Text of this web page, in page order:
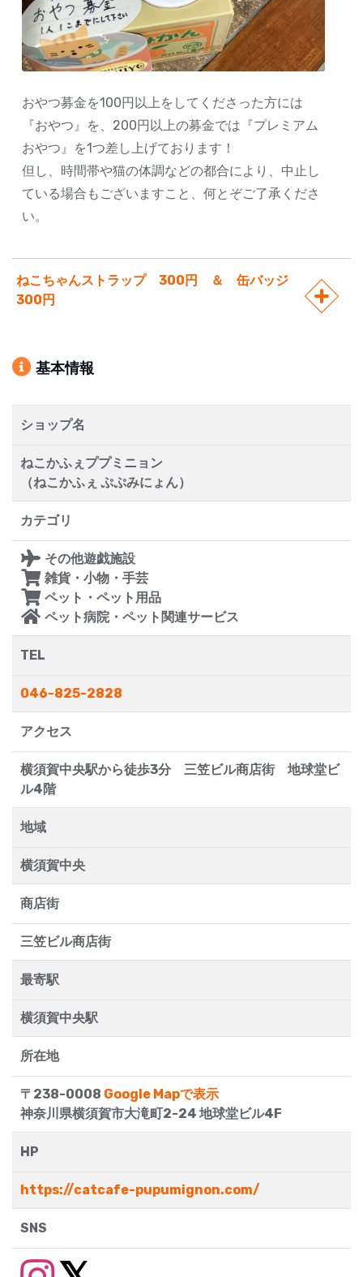
おやつ募金を100円以上をしてくださった方には
『おやつ』を、200円以上の募金では『プレミアム
おやつ』を1つ差し上げております！
但し、時間帯や猫の体調などの都合により、中止し
ている場合もございますこと、何とぞご了承くださ
い。
ねこちゃんストラップ 300円 ＆ 缶バッジ
300円
基本情報
ショップ名
ねこかふぇププミニョン
（ねこかふぇ ぷぷみにょん）
カテゴリ
その他遊戯施設
雑貨・小物・手芸
ペット・ペット用品
ペット病院・ペット関連サービス
TEL
046-825-2828
アクセス
横須賀中央駅から徒歩3分 三笠ビル商店街 地球堂ビ
ル4階
地域
横須賀中央
商店街
三笠ビル商店街
最寄駅
横須賀中央駅
所在地
〒238-0008 Google Mapで表示
神奈川県横須賀市大滝町2-24 地球堂ビル4F
HP
https://catcafe-pupumignon.com/
SNS